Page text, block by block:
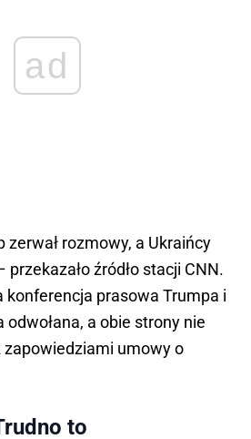
ad
zerwał rozmowy, a Ukraińcy
źródło stacji CNN.
konferencja prasowa Trumpa i
odwołana, a obie strony nie
zapowiedziami umowy o
to